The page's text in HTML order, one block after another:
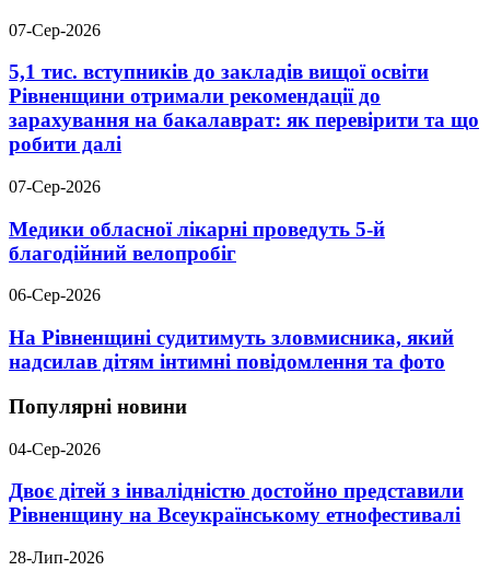
07-Сер-2026
5,1 тис. вступників до закладів вищої освіти
Рівненщини отримали рекомендації до
зарахування на бакалаврат: як перевірити та що
робити далі
07-Сер-2026
Медики обласної лікарні проведуть 5-й
благодійний велопробіг
06-Сер-2026
На Рівненщині судитимуть зловмисника, який
надсилав дітям інтимні повідомлення та фото
Популярні новини
04-Сер-2026
Двоє дітей з інвалідністю достойно представили
Рівненщину на Всеукраїнському етнофестивалі
28-Лип-2026